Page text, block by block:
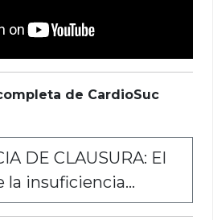
de CardioSuc
DE CLAUSURA: El
la insuficiencia...